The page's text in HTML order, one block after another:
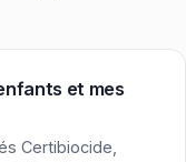
et mes
Certibiocide,